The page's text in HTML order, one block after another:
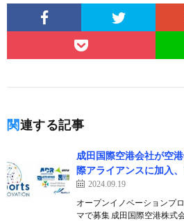
関連する記事
成田国際空港会社が空
際アライアンスに加入
2024.09.19
オープンイノベーションプ
マで募集 成田国際空港株式